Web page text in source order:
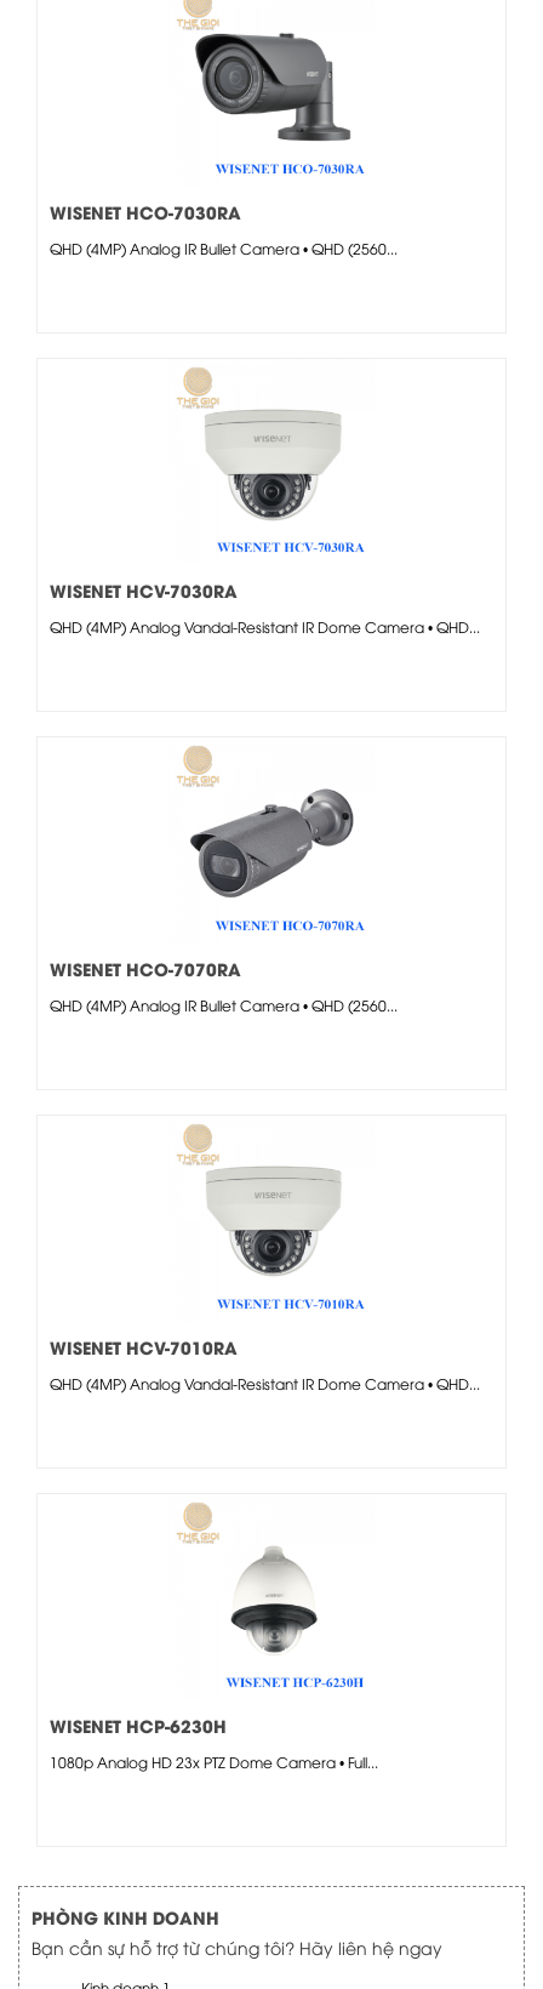
WISENET HCO-7030RA
QHD (4MP) Analog IR Bullet Camera • QHD (2560...
WISENET HCV-7030RA
QHD (4MP) Analog Vandal-Resistant IR Dome Camera • QHD...
WISENET HCO-7070RA
QHD (4MP) Analog IR Bullet Camera • QHD (2560...
WISENET HCV-7010RA
QHD (4MP) Analog Vandal-Resistant IR Dome Camera • QHD...
WISENET HCP-6230H
1080p Analog HD 23x PTZ Dome Camera • Full...
PHÒNG KINH DOANH
Bạn cần sự hỗ trợ từ chúng tôi? Hãy liên hệ ngay